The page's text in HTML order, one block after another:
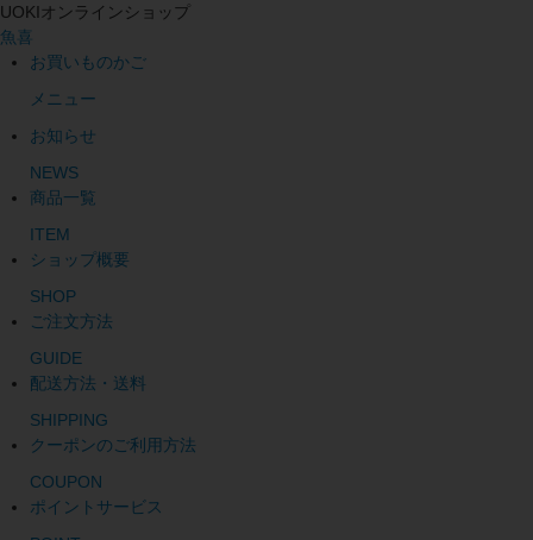
UOKIオンラインショップ
魚喜
お買いものかご
メニュー
お知らせ
NEWS
商品一覧
ITEM
ショップ概要
SHOP
ご注文方法
GUIDE
配送方法・送料
SHIPPING
クーポンのご利用方法
COUPON
ポイントサービス